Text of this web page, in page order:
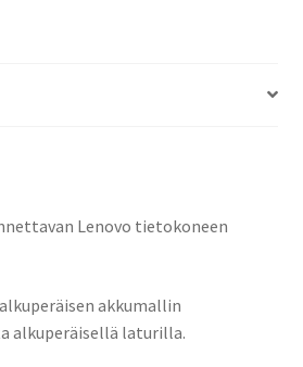
Lenovo tietokoneen
akkumallin
alkuperäisellä laturilla.